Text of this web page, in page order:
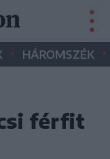
• HÁROMSZÉK •
férfit